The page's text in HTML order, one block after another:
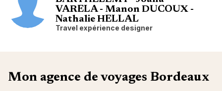
VARELA - Manon DUCOUX -
Nathalie HELLAL
Travel expérience designer
Mon agence de voyages Bordeaux